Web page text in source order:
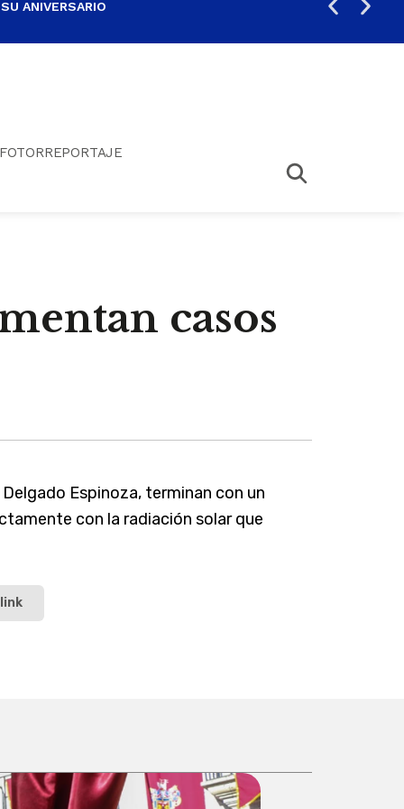
ANIVERSARIO
FOTORREPORTAJE
casos
Espinoza, terminan con un
con la radiación solar que